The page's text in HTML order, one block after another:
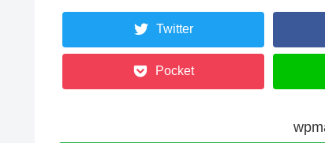
Twitter
Pocket